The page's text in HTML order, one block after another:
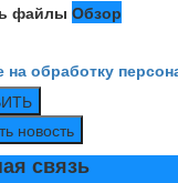
файлы Обзор
на обработку
новость
связь